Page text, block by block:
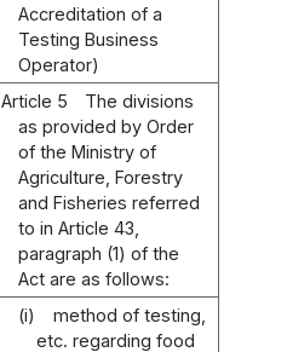
Accreditation of a
Testing Business
Operator)
Article 5
The divisions
as provided by Order
of the Ministry of
Agriculture, Forestry
and Fisheries referred
to in Article 43,
paragraph (1) of the
Act are as follows:
(i)
method of testing,
etc. regarding food